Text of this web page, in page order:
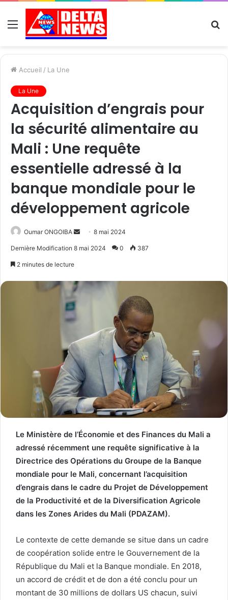
Menu
Accueil / La Une
La Une
Acquisition d’engrais pour
la sécurité alimentaire au
Mali : Une requête
essentielle adressé à la
banque mondiale pour le
développement agricole
Oumar ONGOIBA
Send8 mai 2024
Dernière Modification 8 mai 2024 0 387
2 minutes de lecture
Le Ministère de l’Économie et des Finances du Mali a
adressé récemment une requête significative à la
Directrice des Opérations du Groupe de la Banque
mondiale pour le Mali, concernant l’acquisition
d’engrais dans le cadre du Projet de Développement
de la Productivité et de la Diversification Agricole
dans les Zones Arides du Mali (PDAZAM).
Le contexte de cette demande se situe dans un cadre
de coopération solide entre le Gouvernement de la
République du Mali et la Banque mondiale. En 2018,
un accord de crédit et de don a été conclu pour un
montant de 30 millions de dollars US chacun, suivi